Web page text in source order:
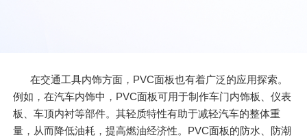
在交通工具内饰方面，PVC面板也有着广泛的应用探索。
例如，在汽车内饰中，PVC面板可用于制作车门内饰板、仪表
板、车顶内衬等部件。其轻质特性有助于减轻汽车的整体重
量，从而降低油耗，提高燃油经济性。PVC面板的防水、防潮